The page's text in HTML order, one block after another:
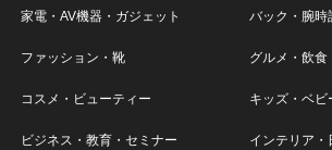
家電・AV機器・ガジェット バック・腕時
ファッション・靴 グルメ・飲食
コスメ・ビューティー キッズ・ベビ
ビジネス・教育・セミナー インテリア